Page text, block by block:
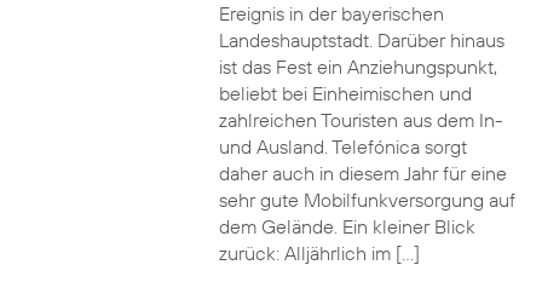
Ereignis in der bayerischen
Landeshauptstadt. Darüber hinaus
ist das Fest ein Anziehungspunkt,
beliebt bei Einheimischen und
zahlreichen Touristen aus dem In-
und Ausland. Telefónica sorgt
daher auch in diesem Jahr für eine
sehr gute Mobilfunkversorgung auf
dem Gelände. Ein kleiner Blick
zurück: Alljährlich im […]